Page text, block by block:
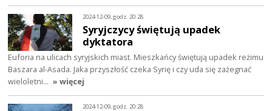
2024-12-09, godz. 20:28
Syryjczycy świętują upadek
dyktatora
Euforia na ulicach syryjskich miast. Mieszkańcy świętują upadek reżimu
Baszara al-Asada. Jaka przyszłość czeka Syrię i czy uda się zażegnać
wieloletni… » więcej
2024-12-09, godz. 20:28